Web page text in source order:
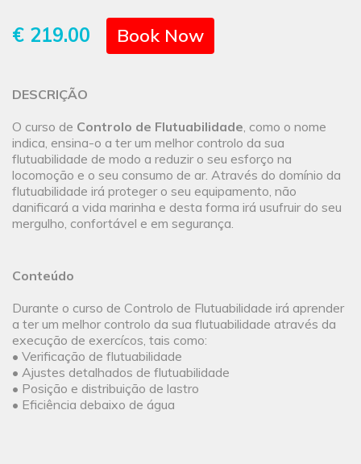
€ 219.00 Book Now
DESCRIÇÃO
O curso de Controlo de Flutuabilidade, como o nome
indica, ensina-o a ter um melhor controlo da sua
flutuabilidade de modo a reduzir o seu esforço na
locomoção e o seu consumo de ar. Através do domínio da
flutuabilidade irá proteger o seu equipamento, não
danificará a vida marinha e desta forma irá usufruir do seu
mergulho, confortável e em segurança.
Conteúdo
Durante o curso de Controlo de Flutuabilidade irá aprender
a ter um melhor controlo da sua flutuabilidade através da
execução de exercícos, tais como:
• Verificação de flutuabilidade
• Ajustes detalhados de flutuabilidade
• Posição e distribuição de lastro
• Eficiência debaixo de água